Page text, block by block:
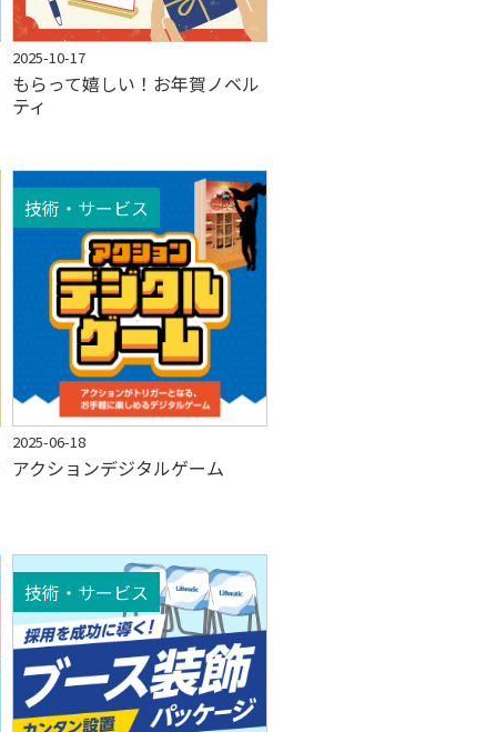
2025-10-17
もらって嬉しい！お年賀ノベル
ティ
技術・サービス
2025-06-18
アクションデジタルゲーム
技術・サービス